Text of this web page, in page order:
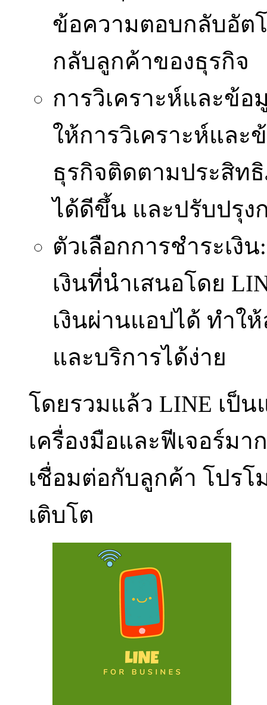
ข้อความตอบกลับอัต
กลับลูกค้าของธุรกิจ
การวิเคราะห์และข้อ
ให้การวิเคราะห์และ
ธุรกิจติดตามประสิท
ได้ดีขึ้น และปรับปรุง
ตัวเลือกการชำระเงิ
เงินที่นำเสนอโดย
เงินผ่านแอปได้ ทำใ
และบริการได้ง่าย
โดยรวมแล้ว LINE เป็
เครื่องมือและฟีเจอร์ม
เชื่อมต่อกับลูกค้า โปร
เติบโต